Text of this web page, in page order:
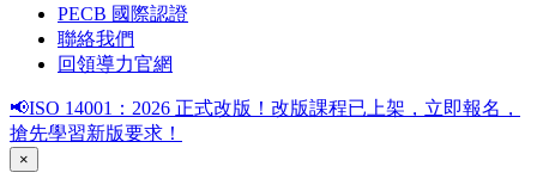
PECB 國際認證
聯絡我們
回領導力官網
📢ISO 14001：2026 正式改版！改版課程已上架，立即報名，
搶先學習新版要求！
×